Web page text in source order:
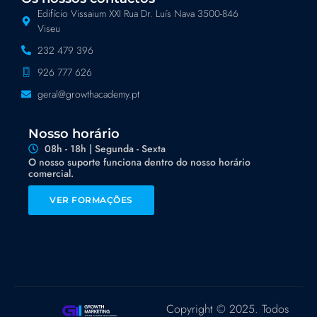
Edifício Vissaium XXI Rua Dr. Luís Nava 3500-846
Viseu
232 479 396
926 777 626
geral@growthacademy.pt
Nosso horário
08h - 18h | Segunda - Sexta
O nosso suporte funciona dentro do nosso horário
comercial.
VER FORMAÇÕES
Copyright © 2025. Todos